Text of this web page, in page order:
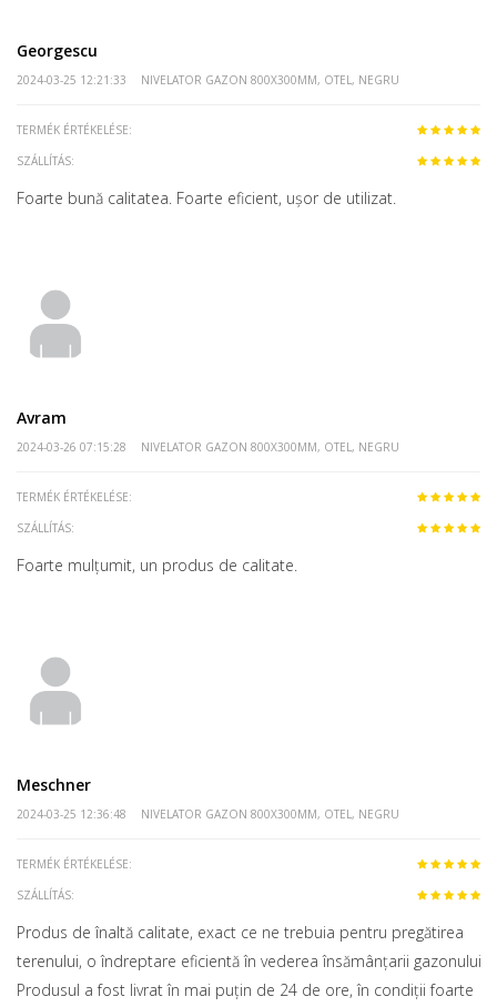
Georgescu
2024-03-25 12:21:33 NIVELATOR GAZON 800X300MM, OTEL, NEGRU
TERMÉK ÉRTÉKELÉSE:
SZÁLLÍTÁS:
Foarte bună calitatea. Foarte eficient, ușor de utilizat.
Avram
2024-03-26 07:15:28 NIVELATOR GAZON 800X300MM, OTEL, NEGRU
TERMÉK ÉRTÉKELÉSE:
SZÁLLÍTÁS:
Foarte mulțumit, un produs de calitate.
Meschner
2024-03-25 12:36:48 NIVELATOR GAZON 800X300MM, OTEL, NEGRU
TERMÉK ÉRTÉKELÉSE:
SZÁLLÍTÁS:
Produs de înaltă calitate, exact ce ne trebuia pentru pregătirea
terenului, o îndreptare eficientă în vederea însămânțarii gazonului.
Produsul a fost livrat în mai puțin de 24 de ore, în condiții foarte